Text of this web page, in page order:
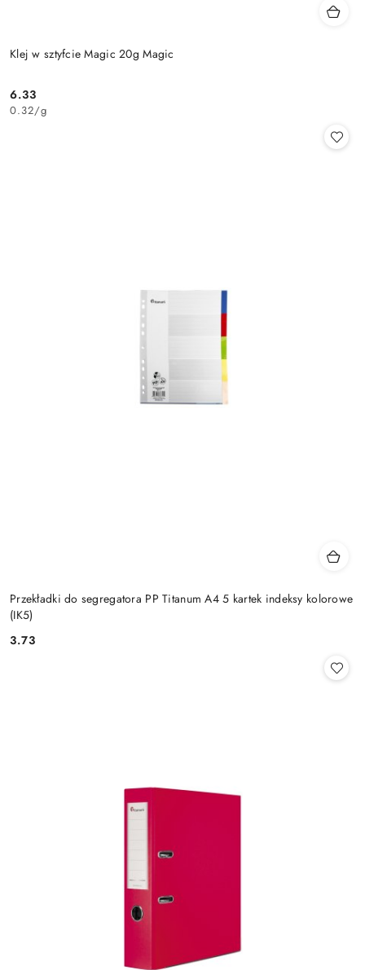
Klej w sztyfcie Magic 20g Magic
Cena:
6.33
0.32/g
Przekładki do segregatora PP Titanum A4 5 kartek indeksy kolorowe
(IK5)
Cena:
3.73